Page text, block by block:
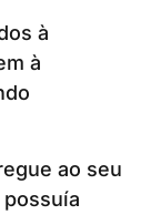
à
à
ao seu